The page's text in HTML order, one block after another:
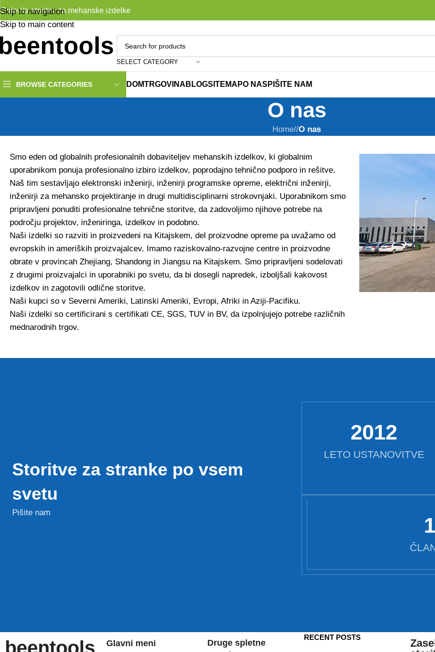
Skip to navigation
Skip to main content
Celovita storitev za mehanske izdelke
SELECT CATEGORY
BROWSE CATEGORIES DOMTRGOVINA BLOGSITEMAPO NAS PIŠITE NAM
O nas
Home/ O nas
Smo eden od globalnih profesionalnih dobaviteljev mehanskih izdelkov, ki globalnim
uporabnikom ponuja profesionalno izbiro izdelkov, poprodajno tehnično podporo in rešitve.
Naš tim sestavljajo elektronski inženirji, inženirji programske opreme, električni inženirji,
inženirji za mehansko projektiranje in drugi multidisciplinarni strokovnjaki. Uporabnikom smo
pripravljeni ponuditi profesionalne tehnične storitve, da zadovoljimo njihove potrebe na
področju projektov, inženiringa, izdelkov in podobno.
Naši izdelki so razviti in proizvedeni na Kitajskem, del proizvodne opreme pa uvažamo od
evropskih in ameriških proizvajalcev. Imamo raziskovalno-razvojne centre in proizvodne
obrate v provincah Zhejiang, Shandong in Jiangsu na Kitajskem. Smo pripravljeni sodelovati
z drugimi proizvajalci in uporabniki po svetu, da bi dosegli napredek, izboljšali kakovost
izdelkov in zagotovili odlične storitve.
Naši kupci so v Severni Ameriki, Latinski Ameriki, Evropi, Afriki in Aziji-Pacifiku.
Naši izdelki so certificirani s certifikati CE, SGS, TUV in BV, da izpolnjujejo potrebe različnih
mednarodnih trgov.
Storitve za stranke po vsem
svetu
Pišite nam
2012
LETO USTANOVITVE
beentools Glavni meni
Druge spletne
RECENT POSTS